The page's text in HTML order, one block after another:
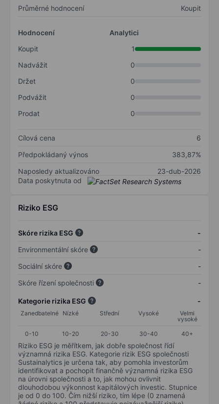
Průměrné hodnocení Koupit
Hodnocení
Analytici
Koupit
1
Nadvážit
0
Držet
0
Podvážit
0
Prodat
0
Cílová cena
6
Předpokládaný výnos
383,87%
Naposledy aktualizováno
23-dub-2026
Data poskytnuta od
Riziko ESG
Skóre rizika ESG
-
Environmentální skóre
-
Sociální skóre
-
Skóre řízení společnosti
-
Kategorie rizika ESG -
Zanedbatelné Nízké Střední Vysoké
Velmi
vysoké
0-10
10-20 20-30 30-40 40+
Riziko ESG je měřítkem, jak dobře společnost řídí
významná rizika ESG. Kategorie rizik ESG společnosti
Sustainalytics je určena tak, aby pomohla investorům
identifikovat a pochopit finančně významná rizika ESG
na úrovni společnosti a to, jak mohou ovlivnit
dlouhodobou výkonnost kapitálových investic. Stupnice
je od 0 do 100. Čím nižší riziko, tím lépe (0 znamená